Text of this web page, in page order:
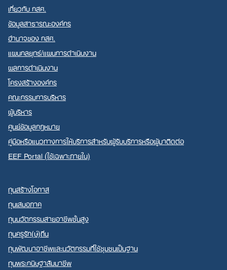
Search
for:
เกี่ยวกับ กสศ.
ข้อมูลสาธารณะองค์กร
อำนาจของ กสศ.
แผนกลยุทธ์/แผนการดำเนินงาน
ผลการดำเนินงาน
โครงสร้างองค์กร
คณะกรรมการบริหาร
ผู้บริหาร
ศูนย์ข้อมูลกฎหมาย
คู่มือหรือแนวทางการให้บริการสำหรับผู้รับบริการหรือผู้มาติดต่อ
EEF Portal (ใช้เฉพาะภายใน)
ทุนสร้างโอกาส
ทุนเสมอภาค
ทุนนวัตกรรมสายอาชีพชั้นสูง
ทุนครูรัก(ษ์)ถิ่น
ทุนพัฒนาอาชีพและนวัตกรรมที่ใช้ชุมชนเป็นฐาน
ทุนพระกนิษฐาสัมมาชีพ